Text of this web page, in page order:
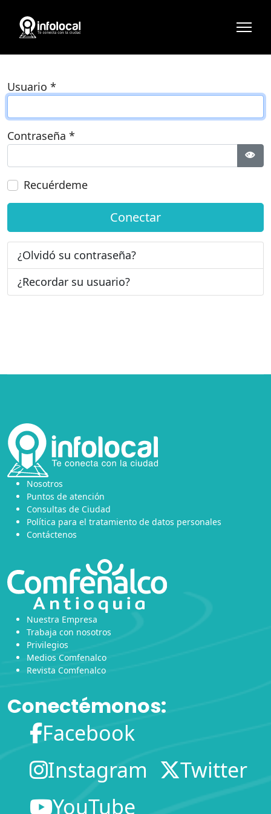
Usuario *
Contraseña *
Recuérdeme
Conectar
¿Olvidó su contraseña?
¿Recordar su usuario?
Nosotros
Puntos de atención
Consultas de Ciudad
Política para el tratamiento de datos personales
Contáctenos
Nuestra Empresa
Trabaja con nosotros
Privilegios
Medios Comfenalco
Revista Comfenalco
Conectémonos:
Facebook
Instagram
Twitter
YouTube